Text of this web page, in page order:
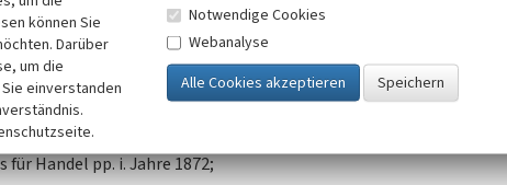
Handel pp. i. Jahre 1872;
können Sie
Darüber
um die
einverstanden
Notwendige Cookies
Webanalyse